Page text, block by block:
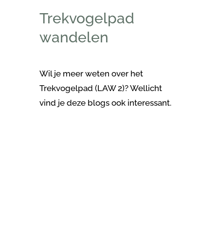
Trekvogelpad
wandelen
Wil je meer weten over het
Trekvogelpad (LAW 2)?Wellicht
vind je deze blogs ook interessant.